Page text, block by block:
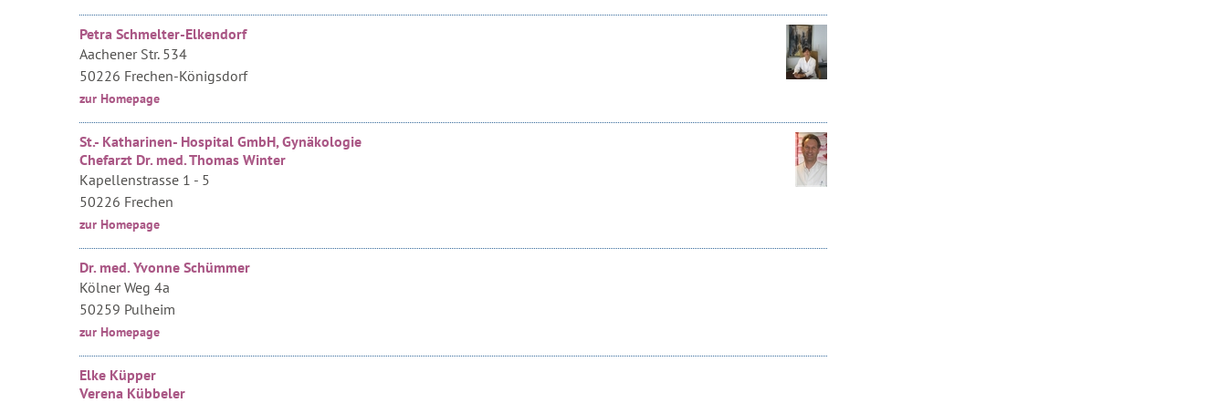
Petra Schmelter-Elkendorf
Aachener Str. 534
50226 Frechen-Königsdorf
zur Homepage
St.- Katharinen- Hospital GmbH, Gynäkologie
Chefarzt Dr. med. Thomas Winter
Kapellenstrasse 1 - 5
50226 Frechen
zur Homepage
Dr. med. Yvonne Schümmer
Kölner Weg 4a
50259 Pulheim
zur Homepage
Elke Küpper
Verena Kübbeler